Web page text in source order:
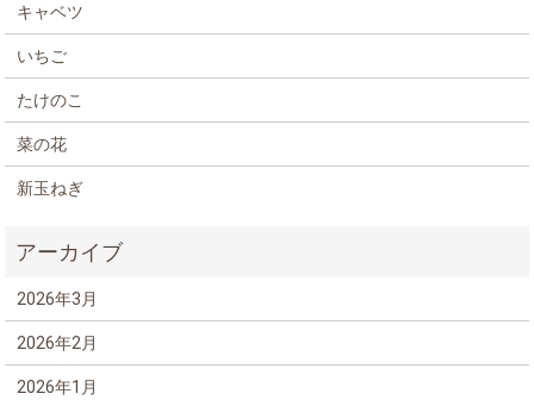
キャベツ
いちご
たけのこ
菜の花
新玉ねぎ
2026年3月
2026年2月
2026年1月